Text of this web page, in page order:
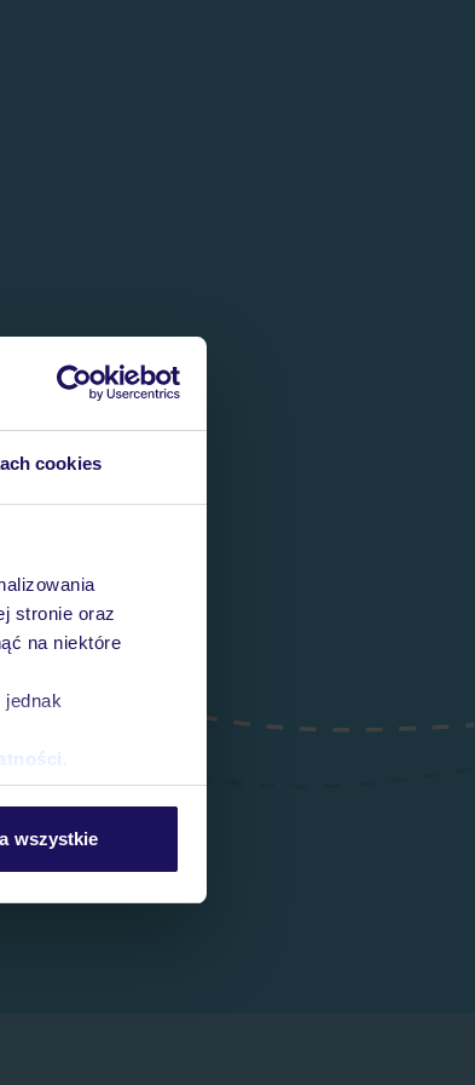
cookies
stronie oraz
na niektóre
wszystkie